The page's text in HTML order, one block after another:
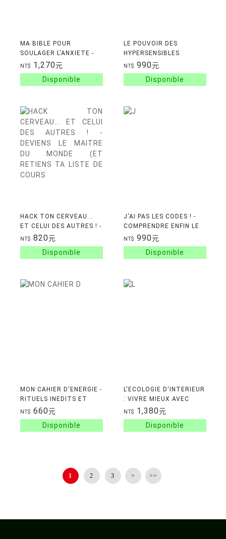
MA BIBLE POUR
SOULAGER L'ANXIETE -
LES METHODES
EFFICACES POUR
DIMINUER ET REGULER
NT$ 1,270元
LE POUVOIR DES
HYPERSENSIBLES
SPIRITUELS - VOTRE
COEUR PEUT CHANGER
LE MONDE
NT$ 990元
HACK TON CERVEAU...
ET CELUI DES AUTRES ! -
DEVIENS LE MAITRE DU
MONDE (ET RETIENS TA
LISTE DE COURS
NT$ 820元
J'AI PAS LES CODES ! -
COMPRENDRE ENFIN LE
MONDE QUI NOUS
ENTOURE
NT$ 990元
MON CAHIER D'ENERGIE -
RITUELS INEDITS ET
JEUX POUR PRENDRE
SOIN DE MOI
NT$ 660元
L'ECOLOGIE D'INTERIEUR
: VIVRE MIEUX AVEC
MOINS
NT$ 1,380元
1 2 3 > >>